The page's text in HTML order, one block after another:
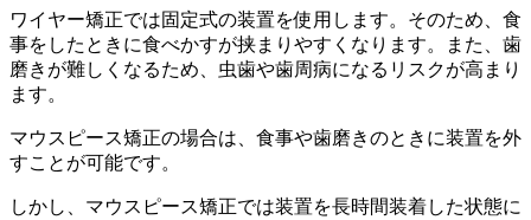
ワイヤー矯正では固定式の装置を使用します。そのため、食
事をしたときに食べかすが挟まりやすくなります。また、歯
磨きが難しくなるため、虫歯や歯周病になるリスクが高まり
ます。
マウスピース矯正の場合は、食事や歯磨きのときに装置を外
すことが可能です。
しかし、マウスピース矯正では装置を長時間装着した状態に